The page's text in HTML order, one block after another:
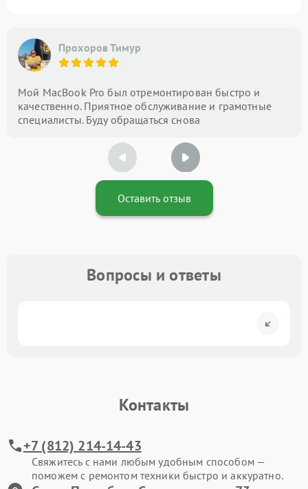
Прохоров Тимур
Мой MacBook Pro был отремонтирован быстро и
качественно. Приятное обслуживание и грамотные
специалисты. Буду обращаться снова
Оставить отзыв
Вопросы и ответы
Контакты
+7 (812) 214-14-43
Свяжитесь с нами любым удобным способом —
поможем с ремонтом техники быстро и аккуратно.